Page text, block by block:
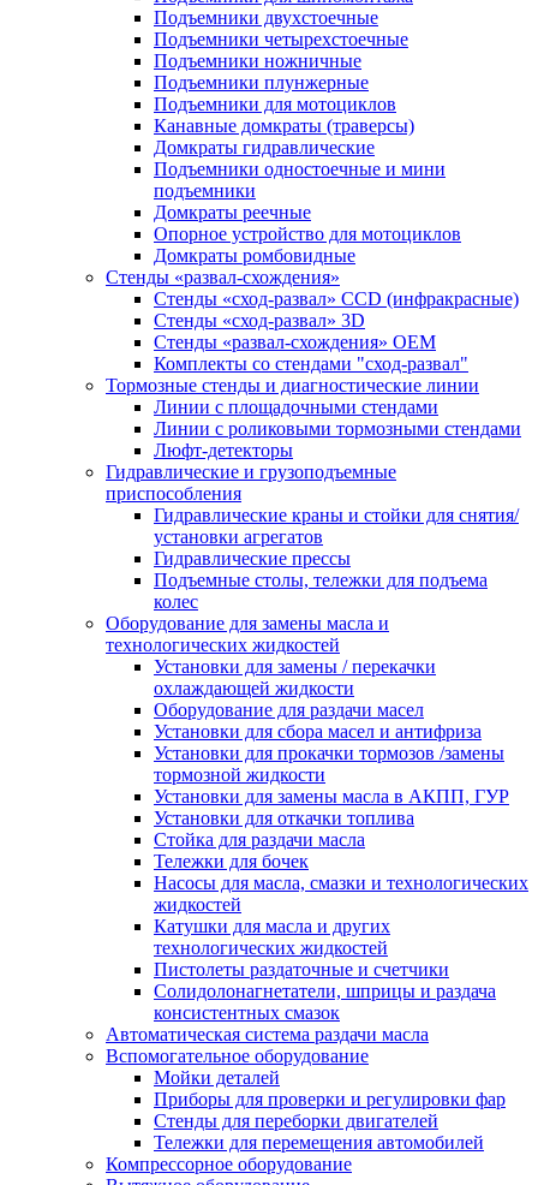
Подъемники двухстоечные
Подъемники четырехстоечные
Подъемники ножничные
Подъемники плунжерные
Подъемники для мотоциклов
Канавные домкраты (траверсы)
Домкраты гидравлические
Подъемники одностоечные и мини
подъемники
Домкраты реечные
Опорное устройство для мотоциклов
Домкраты ромбовидные
Стенды «развал-схождения»
Стенды «сход-развал» CCD (инфракрасные)
Стенды «сход-развал» 3D
Стенды «развал-схождения» ОЕМ
Комплекты со стендами "сход-развал"
Тормозные стенды и диагностические линии
Линии с площадочными стендами
Линии с роликовыми тормозными стендами
Люфт-детекторы
Гидравлические и грузоподъемные
приспособления
Гидравлические краны и стойки для снятия/
установки агрегатов
Гидравлические прессы
Подъемные столы, тележки для подъема
колес
Оборудование для замены масла и
технологических жидкостей
Установки для замены / перекачки
охлаждающей жидкости
Оборудование для раздачи масел
Установки для сбора масел и антифриза
Установки для прокачки тормозов /замены
тормозной жидкости
Установки для замены масла в АКПП, ГУР
Установки для откачки топлива
Стойка для раздачи масла
Тележки для бочек
Насосы для масла, смазки и технологических
жидкостей
Катушки для масла и других
технологических жидкостей
Пистолеты раздаточные и счетчики
Солидолонагнетатели, шприцы и раздача
консистентных смазок
Автоматическая система раздачи масла
Вспомогательное оборудование
Мойки деталей
Приборы для проверки и регулировки фар
Стенды для переборки двигателей
Тележки для перемещения автомобилей
Компрессорное оборудование